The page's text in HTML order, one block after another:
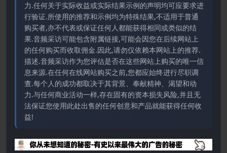
力.任何关于实际收益或实际结果示例的声明均可应要求进
行验证.所使用的推荐和示例均为特殊结果,不适用于普通
购买者,亦不代表或保证任何人都能获得相同或类似的结
果.音频采访可能包含附属链接,可能会因您在后续网站上
的任何购买而收取佣金.因此,请勿仅依赖本网站上的推荐.
描述.音频采访作为您评估是否在这些网站上购买的唯一信
息来源.在任何在线网站购买之前,您都应始终进行尽职调
查.每个人的成功都取决于其背景、奉献精神、渴望和动
力.与任何商业活动一样,存在固有的资本损失风险,并且无
法保证您使用此处出售的任何创意和产品就能获得任何收
益!